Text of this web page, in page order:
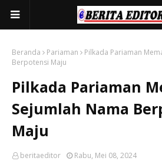
Beranda Pariaman
Pilkada Pariaman
Berpotensi Maju
Pilkada Pariaman
Sejumlah Nama
Maju
beritaeditor Rabu, Mei 08, 2024